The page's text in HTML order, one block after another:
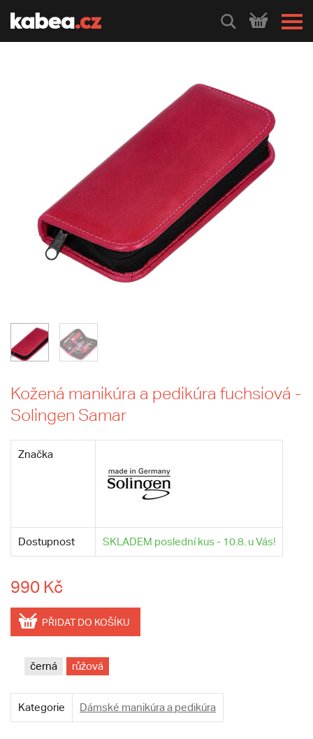
HLEDEJ
Kožená manikúra a pedikúra fuchsiová -
Solingen Samar
Značka
Dostupnost SKLADEM poslední kus - 10.8. u Vás!
990 Kč
PŘIDAT DO KOŠÍKU
černá růžová
Kategorie Dámské manikúra a pedikúra